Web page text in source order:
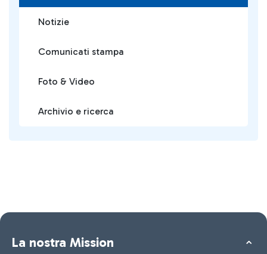
Notizie
Comunicati stampa
Foto & Video
Archivio e ricerca
La nostra Mission